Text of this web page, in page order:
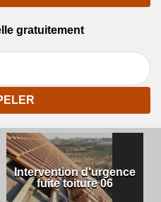
gratuitement
Intervention d'urgence
fuite toiture 06